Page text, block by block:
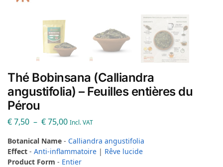
Thé Bobinsana (Calliandra
angustifolia) – Feuilles entières du
Pérou
€7,50 – €75,00 Incl. VAT
Botanical Name - Calliandra angustifolia
Effect - Anti-inflammatoire | Rêve lucide
Product Form - Entier